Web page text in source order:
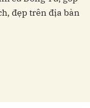
đẹp trên địa bàn